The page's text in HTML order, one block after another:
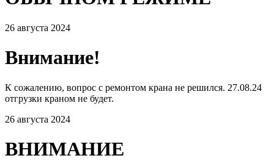
26 августа 2024
Внимание!
К сожалению, вопрос с ремонтом крана не решился. 27.08.24
отгрузки краном не будет.
26 августа 2024
ВНИМАНИЕ